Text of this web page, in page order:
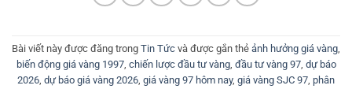
Bài viết này được đăng trong Tin Tức và được gắn thẻ ảnh hưởng giá vàng,
biến động giá vàng 1997, chiến lược đầu tư vàng, đầu tư vàng 97, dự báo
2026, dự báo giá vàng 2026, giá vàng 97 hôm nay, giá vàng SJC 97, phân